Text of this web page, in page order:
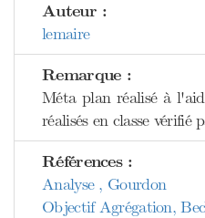
Auteur :
lemaire
Remarque :
Méta plan réalisé à
réalisés en classe vérifié
Références :
Analyse , Gourdon
Objectif Agrégation,